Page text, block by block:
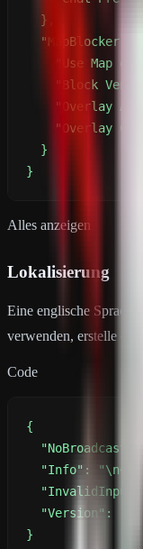
}
Alles anzeigen
Lokalisierung
Eine englische
verwenden, erstelle
Code
}